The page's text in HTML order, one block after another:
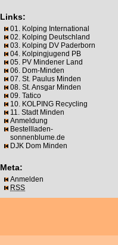
Links:
01. Kolping International
02. Kolping Deutschland
03. Kolping DV Paderborn
04. Kolpingjugend PB
05. PV Mindener Land
06. Dom-Minden
07. St. Paulus Minden
08. St. Ansgar Minden
09. Tatico
10. KOLPING Recycling
11. Stadt Minden
Anmeldung
Bestellladen-
sonnenblume.de
DJK Dom Minden
Meta:
Anmelden
RSS